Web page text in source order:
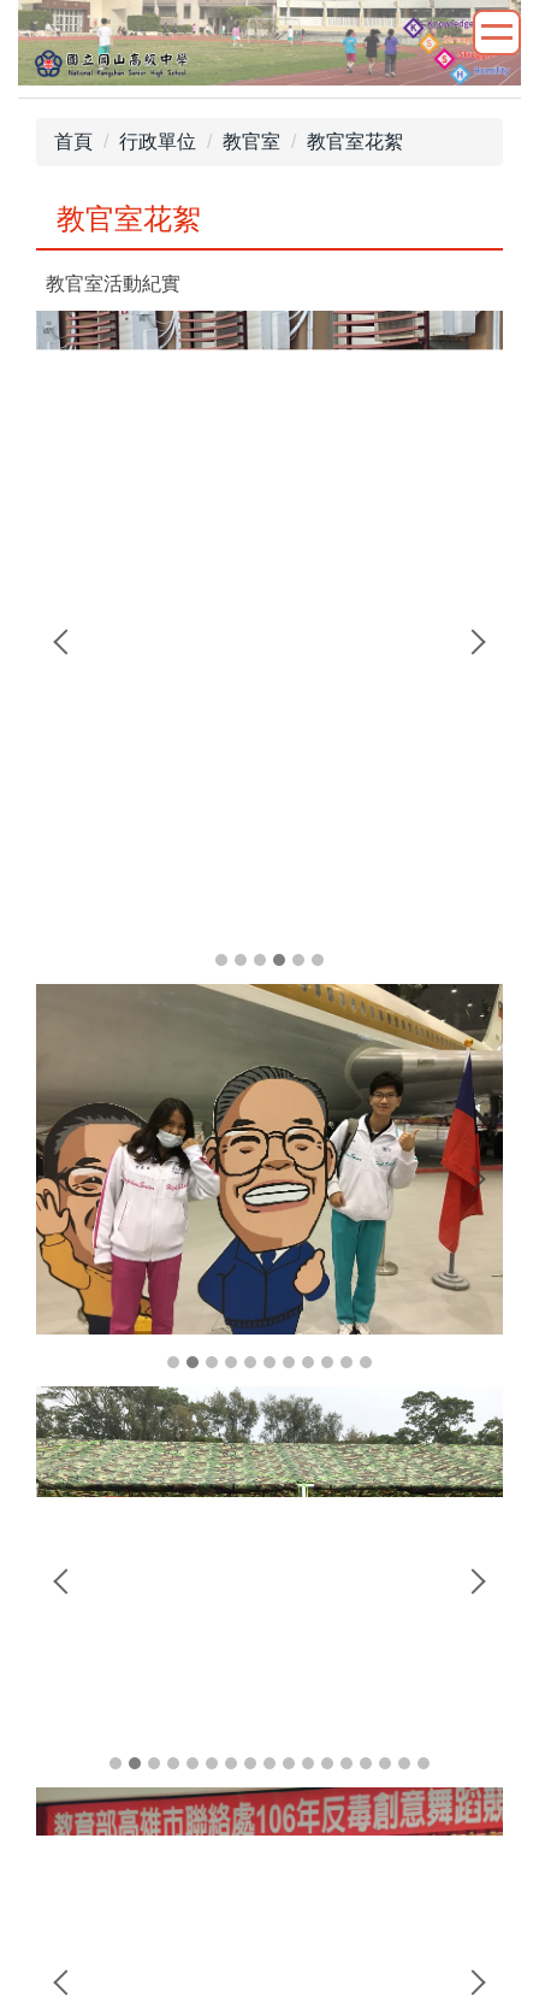
跳
到
要
首頁 行政單位 教官室 教官室花絮
教官室花絮
教官室活動紀實